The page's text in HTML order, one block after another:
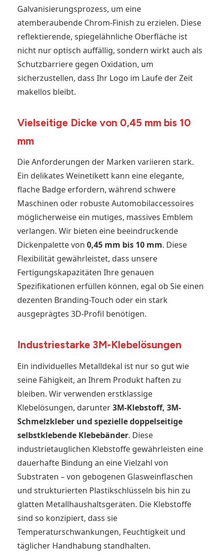
Galvanisierungsprozess, um eine
atemberaubende Chrom-Finish zu erzielen. Diese
reflektierende, spiegelähnliche Oberfläche ist
nicht nur optisch auffällig, sondern wirkt auch als
Schutzbarriere gegen Oxidation, um
sicherzustellen, dass Ihr Logo im Laufe der Zeit
makellos bleibt.
Vielseitige Dicke von 0,45 mm bis 10
mm
Die Anforderungen der Marken variieren stark.
Ein delikates Weinetikett kann eine elegante,
flache Badge erfordern, während schwere
Maschinen oder robuste Automobilaccessoires
möglicherweise ein mutiges, massives Emblem
verlangen. Wir bieten eine beeindruckende
Dickenpalette von 0,45 mm bis 10 mm. Diese
Flexibilität gewährleistet, dass unsere
Fertigungskapazitäten Ihre genauen
Spezifikationen erfüllen können, egal ob Sie einen
dezenten Branding-Touch oder ein stark
ausgeprägtes 3D-Profil benötigen.
Industriestarke 3M-Klebelösungen
Ein individuelles Metalldekal ist nur so gut wie
seine Fähigkeit, an Ihrem Produkt haften zu
bleiben. Wir verwenden erstklassige
Klebelösungen, darunter3M-Klebstoff, 3M-
Schmelzkleber und spezielle doppelseitige
selbstklebende Klebebänder. Diese
industrietauglichen Klebstoffe gewährleisten eine
dauerhafte Bindung an eine Vielzahl von
Substraten – von gebogenen Glasweinflaschen
und strukturierten Plastikschlüsseln bis hin zu
glatten Metallhaushaltsgeräten. Die Klebstoffe
sind so konzipiert, dass sie
Temperaturschwankungen, Feuchtigkeit und
täglicher Handhabung standhalten.